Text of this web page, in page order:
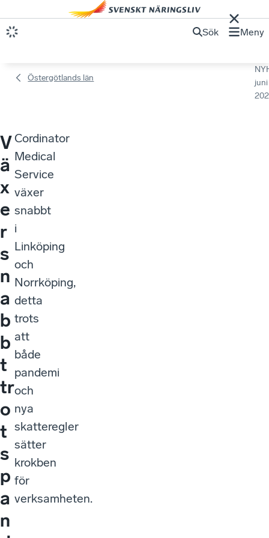
Sök Meny
Östergötlands län
juni
V
ä
x
e
r
s
n
a
b
b
t
tr
o
t
s
p
a
n
Cordinator
Medical
Service
växer
snabbt
i
Linköping
och
Norrköping,
detta
trots
att
både
pandemi
och
nya
skatteregler
sätter
krokben
för
verksamheten.